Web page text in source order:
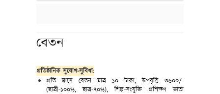
বেতন
প্রতিষ্ঠানিক সুযোগ-সুবিধা:
প্রতি মাসে বেতন মাত্র ১০ টাকা,উপবৃত্তি ৩৬০০/-
(ছাত্রী-১০০%,ছাত্র-৭০%),শিল্প-সংযুক্তি প্রশিক্ষণ
ভাতা